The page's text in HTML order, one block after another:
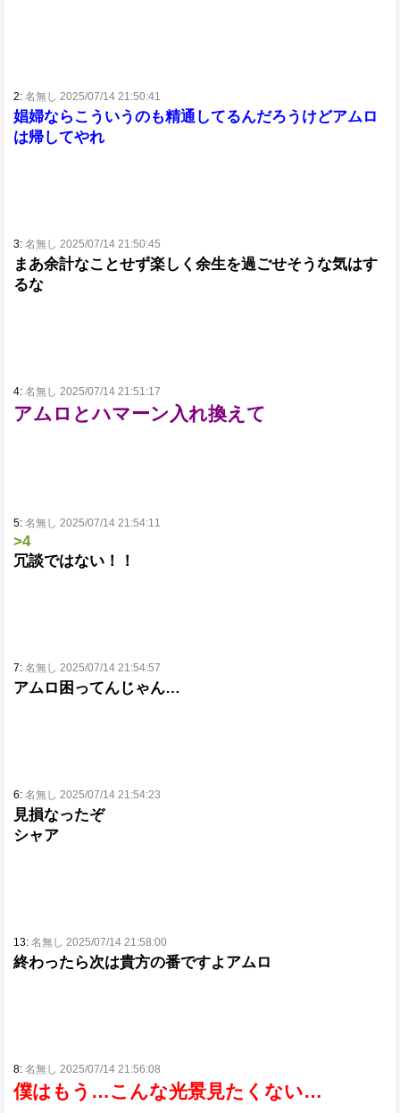
2: 名無し 2025/07/14 21:50:41
娼婦ならこういうのも精通してるんだろうけどアムロ
は帰してやれ
3: 名無し 2025/07/14 21:50:45
まあ余計なことせず楽しく余生を過ごせそうな気はす
るな
4: 名無し 2025/07/14 21:51:17
アムロとハマーン入れ換えて
5: 名無し 2025/07/14 21:54:11
>4
冗談ではない！！
7: 名無し 2025/07/14 21:54:57
アムロ困ってんじゃん…
6: 名無し 2025/07/14 21:54:23
見損なったぞ
シャア
13: 名無し 2025/07/14 21:58:00
終わったら次は貴方の番ですよアムロ
8: 名無し 2025/07/14 21:56:08
僕はもう…こんな光景見たくない…